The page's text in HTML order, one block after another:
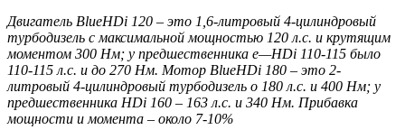
Двигатель BlueHDi 120 – это 1,6-литровый 4-цилиндровый
турбодизель с максимальной мощностью 120 л.с. и крутящим
моментом 300 Нм; у предшественника e—HDi 110-115 было
110-115 л.с. и до 270 Нм. Мотор BlueHDi 180 – это 2-
литровый 4-цилиндровый турбодизель о 180 л.с. и 400 Нм; у
предшественника HDi 160 – 163 л.с. и 340 Нм. Прибавка
мощности и момента – около 7-10%